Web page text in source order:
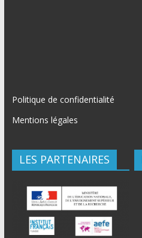
Politique de confidentialité
Mentions légales
LES PARTENAIRES